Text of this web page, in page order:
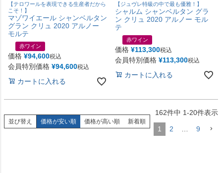
【テロワールを表現できる生産者だから
こそ！】
マゾワイエール シャンベルタン
グラン クリュ 2020 アルノー
モルテ
赤ワイン
価格 ¥94,600税込
会員特別価格 ¥94,600税込
カートに入れる
【ジュヴレ特級の中で最も優雅！】
シャルム シャンベルタン グラ
ン クリュ 2020 アルノー モル
テ
赤ワイン
価格 ¥113,300税込
会員特別価格 ¥113,300税込
カートに入れる
並び替え 価格が安い順 価格が高い順 新着順
162件中 1-20件表示
1 2 9